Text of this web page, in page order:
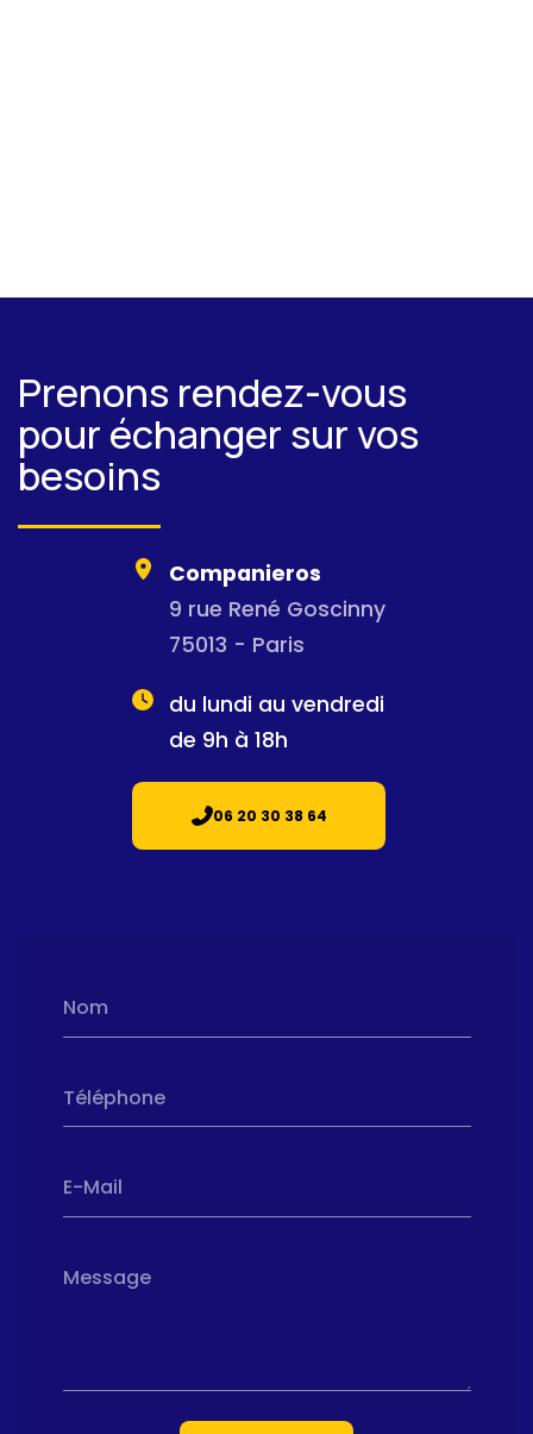
Prenons rendez-vous
pour échanger sur vos
besoins
Nom
Téléphone
E-Mail
Message
Companieros
9 rue René Goscinny
75013 - Paris
du lundi au vendredi
de 9h à 18h
06 20 30 38 64